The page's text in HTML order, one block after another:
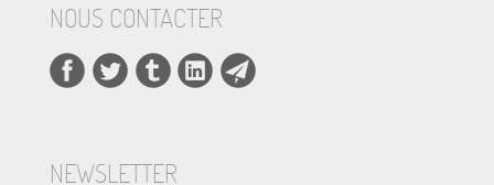
NOUS CONTACTER
NEWSLETTER